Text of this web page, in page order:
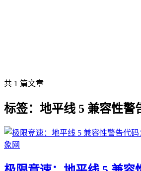
共 1 篇文章
标签：地平线 5 兼容性警